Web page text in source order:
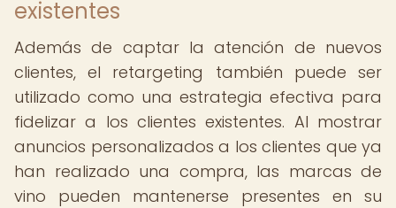
existentes
Además de captar la atención de nuevos
clientes, el retargeting también puede ser
utilizado como una estrategia efectiva para
fidelizar a los clientes existentes. Al mostrar
anuncios personalizados a los clientes que ya
han realizado una compra, las marcas de
vino pueden mantenerse presentes en su